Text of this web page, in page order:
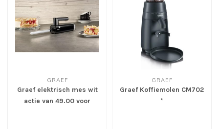
GRAEF
Graef elektrisch mes wit
actie van 49.00 voor
GRAEF
Graef Koffiemolen CM702
*